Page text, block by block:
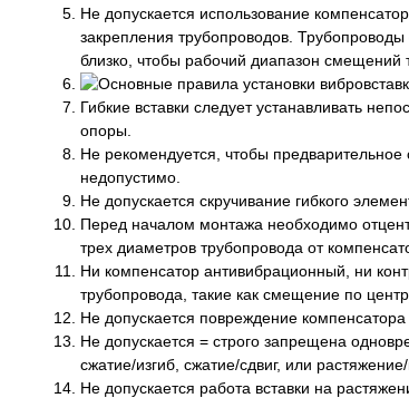
Не допускается использование
закрепления трубопроводов.
близко, чтобы рабочий диапазон смещений
Гибкие вставки следует устанавливать
опоры.
Не рекомендуется, чтобы
недопустимо.
Не допускается скручивание гибкого
Перед началом монтажа необходимо
трех диаметров трубопровода от
Ни компенсатор антивибрационный, ни
трубопровода, такие как смещение по
Не допускается повреждение
Не допускается = строго запрещена
сжатие/изгиб, сжатие/сдвиг, или
Не допускается работа вставки на